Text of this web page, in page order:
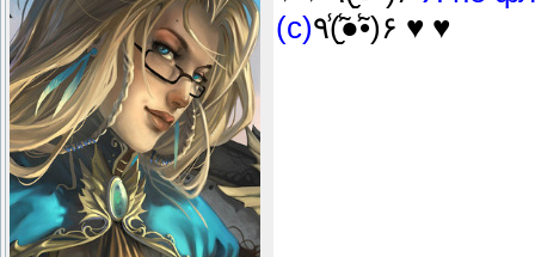
(с) ٩(̾●̮̮̃̾•̃̾)۶ ♥ ♥